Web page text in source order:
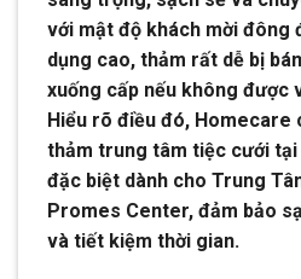
với mật độ khách mời đông
dụng cao, thảm rất dễ bị
xuống cấp nếu không được
Hiểu rõ điều đó, Homecare
thảm trung tâm tiệc cưới tại
đặc biệt dành cho Trung
Promes Center, đảm bảo
và tiết kiệm thời gian.